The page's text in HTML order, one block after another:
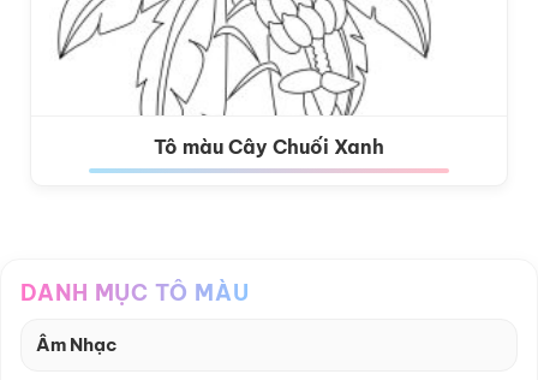
Tô màu Cây Chuối Xanh
DANH MỤC TÔ MÀU
Âm Nhạc